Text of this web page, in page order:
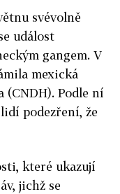
svévolně
událost
gangem. V
mexická
Podle ní
podezření, že
které ukazují
jichž se